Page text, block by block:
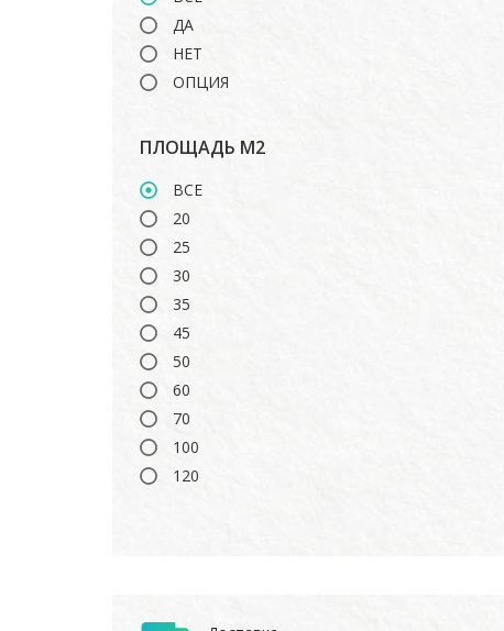
ДА
НЕТ
ОПЦИЯ
ПЛОЩАДЬ М2
ВСЕ
20
25
30
35
45
50
60
70
100
120